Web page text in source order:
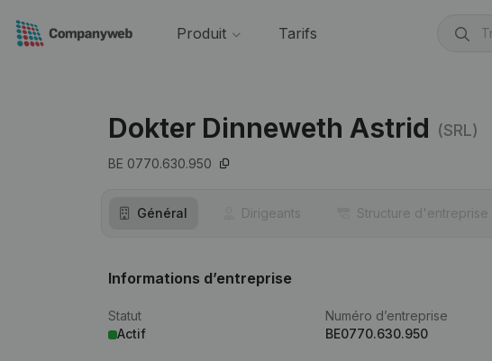
Produit Tarifs
Dokter Dinneweth Astrid (SRL)
BE 0770.630.950
Général Dirigeants Structure d'entreprise
Informations d’entreprise
Statut
Actif
Numéro d’entreprise
BE0770.630.950